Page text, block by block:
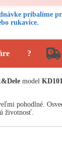
pribalíme
rukavice.
?
model
pohodlné.
životnosť.